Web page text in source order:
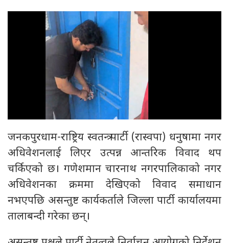
जनकपुरधाम-राष्ट्रिय स्वतन्त्र पार्टी (रास्वपा) धनुषामा नगर
अधिवेशनलाई लिएर उत्पन्न आन्तरिक विवाद थप
चर्किएको छ। गणेशमान चारनाथ नगरपालिकाको नगर
अधिवेशनका क्रममा देखिएको विवाद समाधान
नभएपछि असन्तुष्ट कार्यकर्ताले जिल्ला पार्टी कार्यालयमा
तालाबन्दी गरेका छन्।